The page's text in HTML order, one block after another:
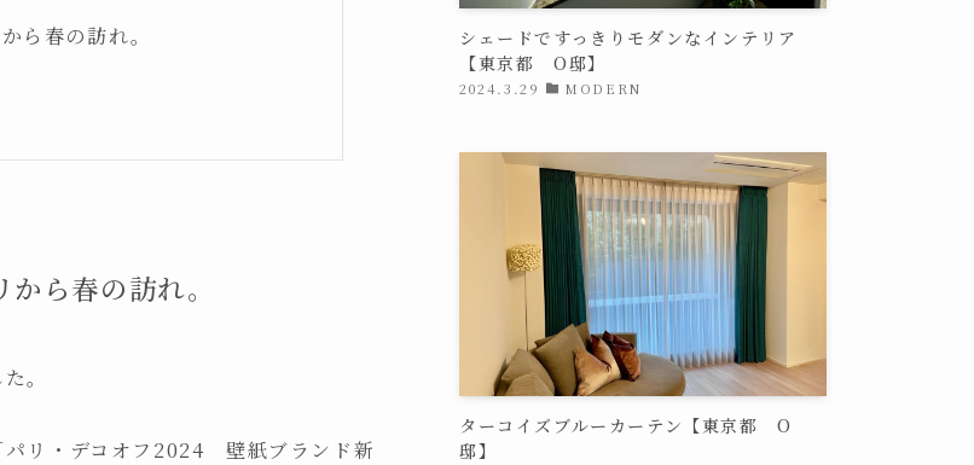
春の訪れ。
ら春の訪れ。
。
パリ・デコオフ2024 壁紙ブランド新
シェードですっきりモダンなインテリア
【東京都 O邸】
2024.3.29 MODERN
ターコイズブルーカーテン【東京都 O
邸】